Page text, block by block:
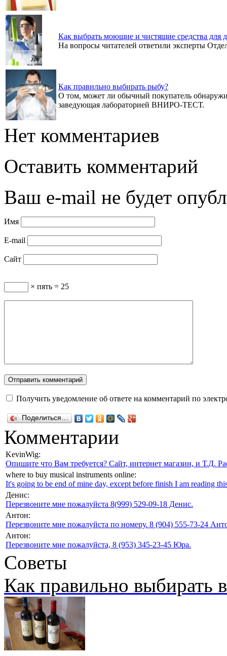
Как выбрать моющие и чистящие средства для
На вопросы читателей ответили эксперты
Как правильно выбирать рыбу?
О том, может ли обычный покупатель
заведующая лабораторией ВНИРО-ТЕСТ.
Нет комментариев
Оставить комментарий
Ваш e-mail не будет
Имя
E-mail
Сайт
× пять = 25
Получить уведомление об ответе на комментарий по
Поделиться…
Комментарии
KevinWig:
Опишите что Вам требуется? Сайт, интернет магазин, и Т.Д.
where to buy musical instruments online:
It's going to be end of mine day, except before finish I am reading
Денис:
Перезвоните мне пожалуйста 8(999) 529-09-18 Денис.
Антон:
Перезвоните мне пожалуйста по номеру. 8 (904) 555-73-24
Антон:
Перезвоните мне пожалуйста, 8 (953) 345-23-45 Юра.
Советы
Как правильно выбирать